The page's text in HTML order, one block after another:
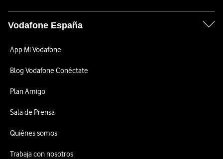
Vodafone España
App Mi Vodafone
Blog Vodafone Conéctate
Plan Amigo
Sala de Prensa
Quiénes somos
Trabaja con nosotros